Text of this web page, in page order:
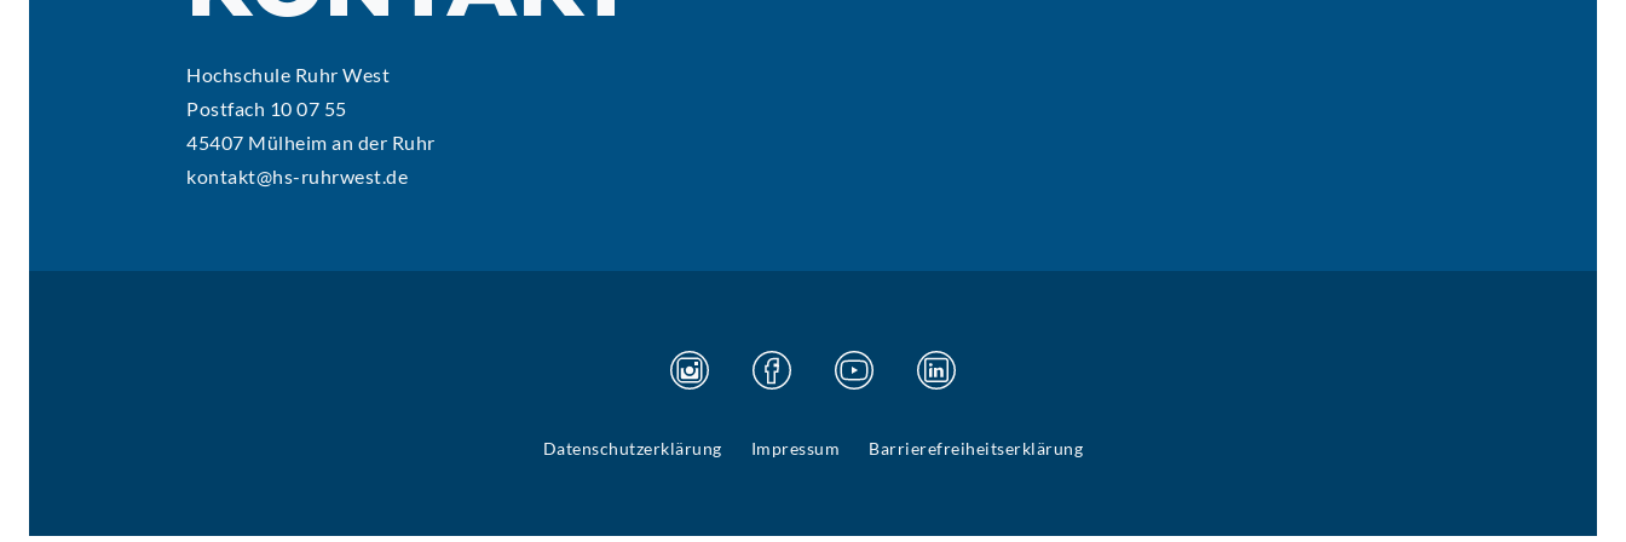
Hochschule Ruhr West
Postfach 10 07 55
45407 Mülheim an der Ruhr
kontakt@hs-ruhrwest.de
Datenschutzerklärung Impressum Barrierefreiheitserklärung